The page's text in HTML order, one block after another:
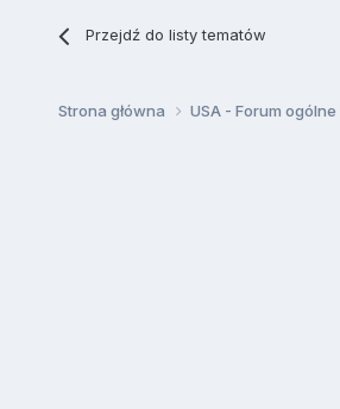
Przejdź do listy tematów
Strona główna USA - Forum ogólne